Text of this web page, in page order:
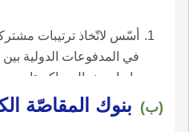
أسّس لاتّخاذ ترتيبات
في المدفوعات الدولية بين
وإيران ونيبال وباكستان
الآسيوية هي الوحدة
الإنجليزية، هي Asian clearing Union.
(ب) بنوك المقاصّة